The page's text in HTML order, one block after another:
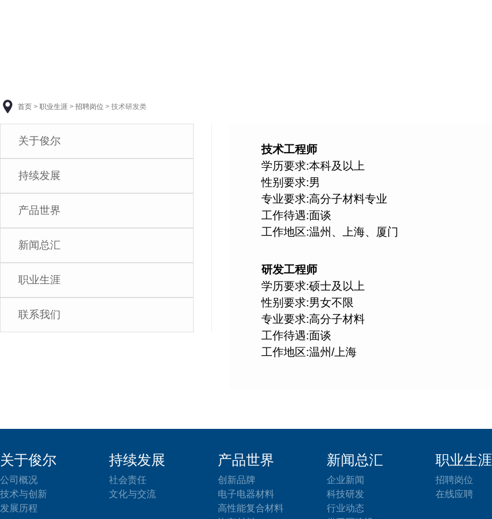
首页 > 职业生涯 > 招聘岗位 > 技术研发类
关于俊尔
持续发展
产品世界
新闻总汇
职业生涯
联系我们
技术工程师
学历要求:本科及以上
性别要求:男
专业要求:高分子材料专业
工作待遇:面谈
工作地区:温州、上海、厦门
研发工程师
学历要求:硕士及以上
性别要求:男女不限
专业要求:高分子材料
工作待遇:面谈
工作地区:温州/上海
关于俊尔
公司概况
技术与创新
发展历程
持续发展
社会责任
文化与交流
产品世界
创新品牌
电子电器材料
高性能复合材料
新闻总汇
企业新闻
科技研发
行业动态
职业生涯
招聘岗位
在线应聘